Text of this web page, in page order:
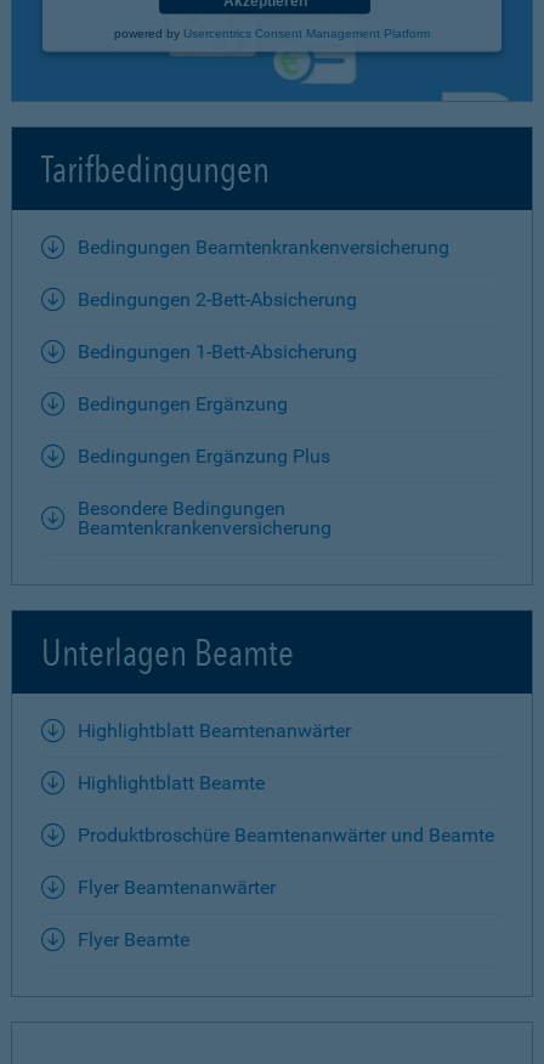
powered by Usercentrics Consent Management Platform
Tarifbedingungen
Bedingungen Beamtenkrankenversicherung
Bedingungen 2-Bett-Absicherung
Bedingungen 1-Bett-Absicherung
Bedingungen Ergänzung
Bedingungen Ergänzung Plus
Besondere Bedingungen
Beamtenkrankenversicherung
Unterlagen Beamte
Highlightblatt Beamtenanwärter
Highlightblatt Beamte
Produktbroschüre Beamtenanwärter und Beamte
Flyer Beamtenanwärter
Flyer Beamte